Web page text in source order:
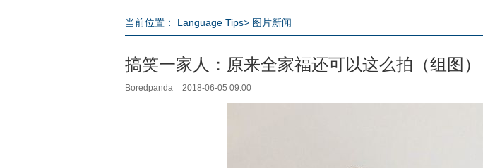
当前位置： Language Tips> 图片新闻
搞笑一家人：原来全家福还可以这么拍（组图）
Boredpanda 2018-06-05 09:00